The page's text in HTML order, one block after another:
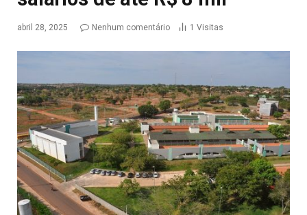
abril 28, 2025 Nenhum comentário 1 Visitas